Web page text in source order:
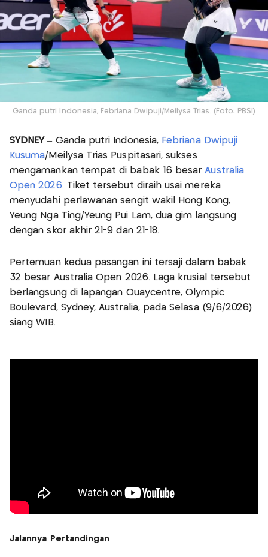
Ganda putri Indonesia, Febriana Dwipuji/Meilysa Trias. (Foto: PBSI)
SYDNEY– Ganda putri Indonesia, Febriana Dwipuji
Kusuma/Meilysa Trias Puspitasari, sukses
mengamankan tempat di babak 16 besarAustralia
Open 2026. Tiket tersebut diraih usai mereka
menyudahi perlawanan sengit wakil Hong Kong,
Yeung Nga Ting/Yeung Pui Lam, dua gim langsung
dengan skor akhir 21-9 dan 21-18.
Pertemuan kedua pasangan ini tersaji dalam babak
32 besar Australia Open 2026. Laga krusial tersebut
berlangsung di lapangan Quaycentre, Olympic
Boulevard, Sydney, Australia, pada Selasa (9/6/2026)
siang WIB.
Jalannya Pertandingan